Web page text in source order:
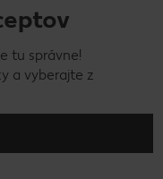
tu správne!
a vyberajte z